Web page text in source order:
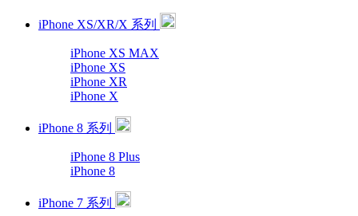
iPhone XS/XR/X 系列
iPhone XS MAX
iPhone XS
iPhone XR
iPhone X
iPhone 8 系列
iPhone 8 Plus
iPhone 8
iPhone 7 系列